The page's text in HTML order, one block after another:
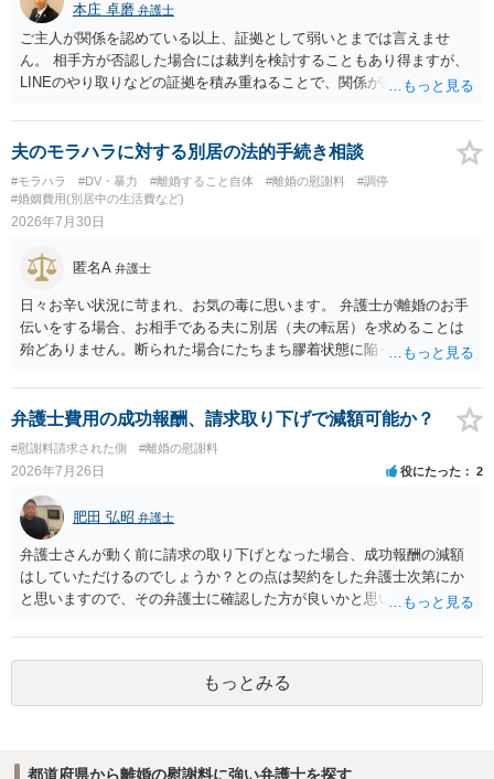
本庄 卓磨 弁護士
ご主人が関係を認めている以上、証拠として弱いとまでは言えませ
ん。 相手方が否認した場合には裁判を検討することもあり得ますが、
LINEのやり取りなどの証拠を積み重ねることで、関係が認定される余
個別の事情によりますので、お早めに弁護士に相談されることをおす
すめします。
夫のモラハラに対する別居の法的手続き相談
#モラハラ #DV・暴力 #離婚すること自体 #離婚の慰謝料
#調停
#婚姻費用(別居中の生活費など)
2026年7月30日
匿名A 弁護士
日々お辛い状況に苛まれ、お気の毒に思います。 弁護士が離婚のお手
伝いをする場合、お相手である夫に別居（夫の転居）を求めることは
殆どありません。断られた場合にたちまち膠着状態に陥ってしまうの
高いためです。 実務的には、ご相談者さまが転居する形で離婚協議等
を進める選択を採らざるを得ないことが圧倒的多数です。
弁護士費用の成功報酬、請求取り下げで減額可能か？
#慰謝料請求された側 #離婚の慰謝料
2026年7月26日 役にたった 2
肥田 弘昭 弁護士
弁護士さんが動く前に請求の取り下げとなった場合、成功報酬の減額
はしていただけるのでしょうか？との点は契約をした弁護士次第にか
と思いますので、その弁護士に確認した方が良いかと思います。ご参
もっとみる
都道府県から離婚の慰謝料に強い弁護士を探す